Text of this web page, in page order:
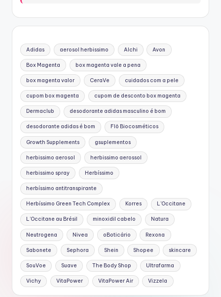
Adidas aerosol herbissimo Alchi Avon
Box Magenta box magenta vale a pena
box magenta valor CeraVe cuidados com a pele
cupom box magenta cupom de desconto box magenta
Dermaclub desodorante adidas masculino é bom
desodorante adidas é bom Flô Biocosméticos
Growth Supplements gsuplementos
herbissimo aerosol herbissimo aerossol
herbissimo spray Herbíssimo
herbíssimo antitranspirante
Herbíssimo Green Tech Complex Korres L'Occitane
L’Occitane au Brésil minoxidil cabelo Natura
Neutrogena Nivea oBoticário Rexona
Sabonete Sephora Shein Shopee skincare
SouVoe Suave The Body Shop Ultrafarma
Vichy VitaPower VitaPower Air Vizzela